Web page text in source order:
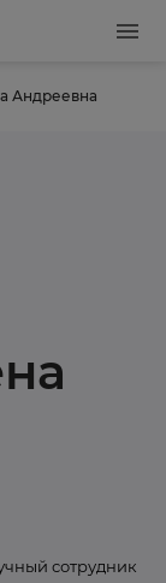
Андреевна
сотрудник